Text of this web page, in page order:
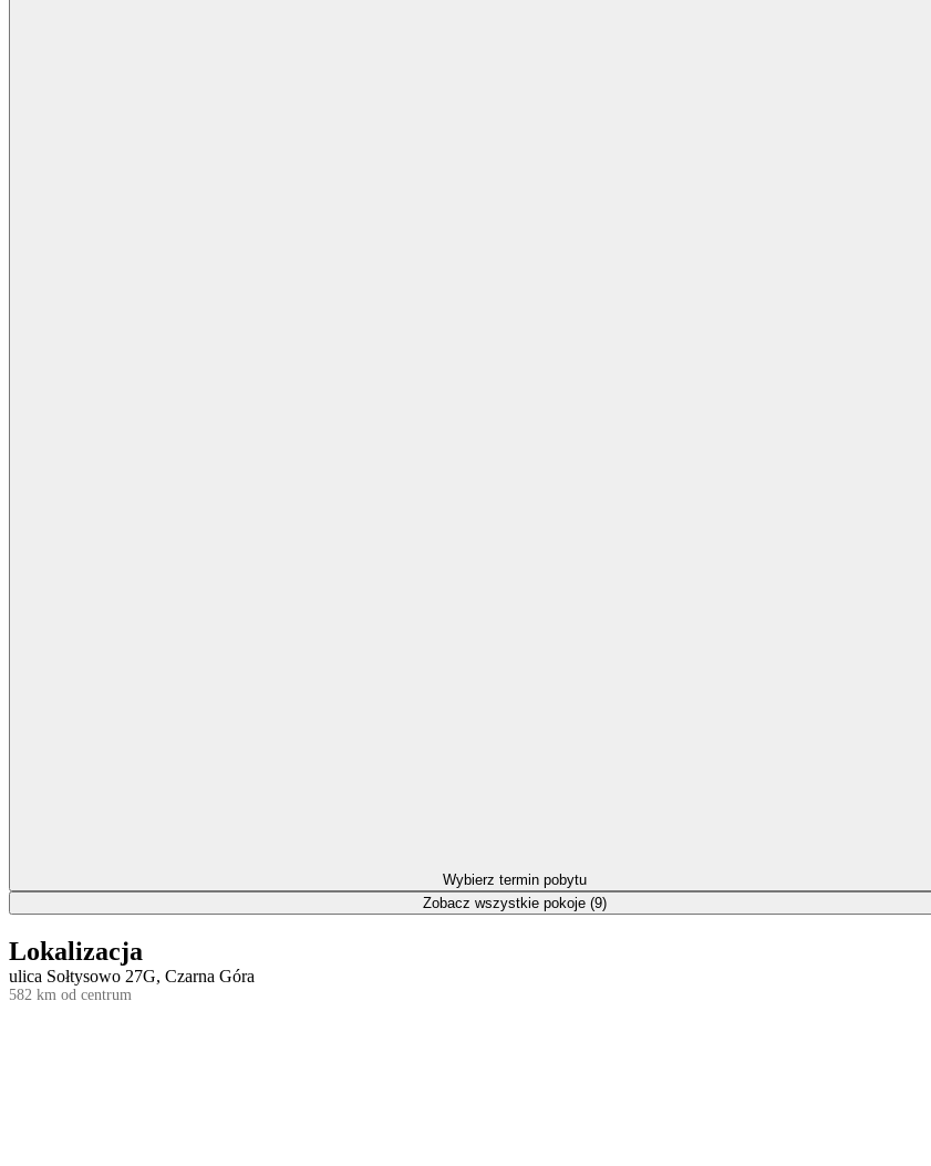
Lokalizacja
ulica Sołtysowo 27G, Czarna Góra
582 km od centrum
Wybierz termin pobytu
Zobacz wszystkie pokoje (9)